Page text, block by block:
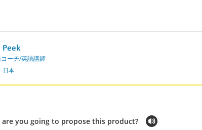
Peek
ーチ/英語講師
日本
are you going to propose this product?